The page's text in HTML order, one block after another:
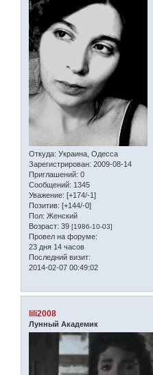
Откуда: Украина, Одесса
Зарегистрирован: 2009-08-14
Приглашений: 0
Сообщений: 1345
Уважение: [+174/-1]
Позитив: [+144/-0]
Пол: Женский
Возраст: 39 [1986-10-03]
Провел на форуме:
23 дня 14 часов
Последний визит:
2014-02-07 00:49:02
lili2008
Лунный Академик